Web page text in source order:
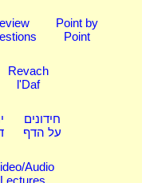
Point by
Point
Revach
l'Daf
חידונים
על הדף
Audio
Lectures